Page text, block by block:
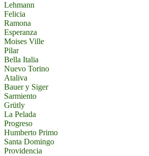
Lehmann
Felicia
Ramona
Esperanza
Moises Ville
Pilar
Bella Italia
Nuevo Torino
Ataliva
Bauer y Siger
Sarmiento
Grütly
La Pelada
Progreso
Humberto Primo
Santa Domingo
Providencia